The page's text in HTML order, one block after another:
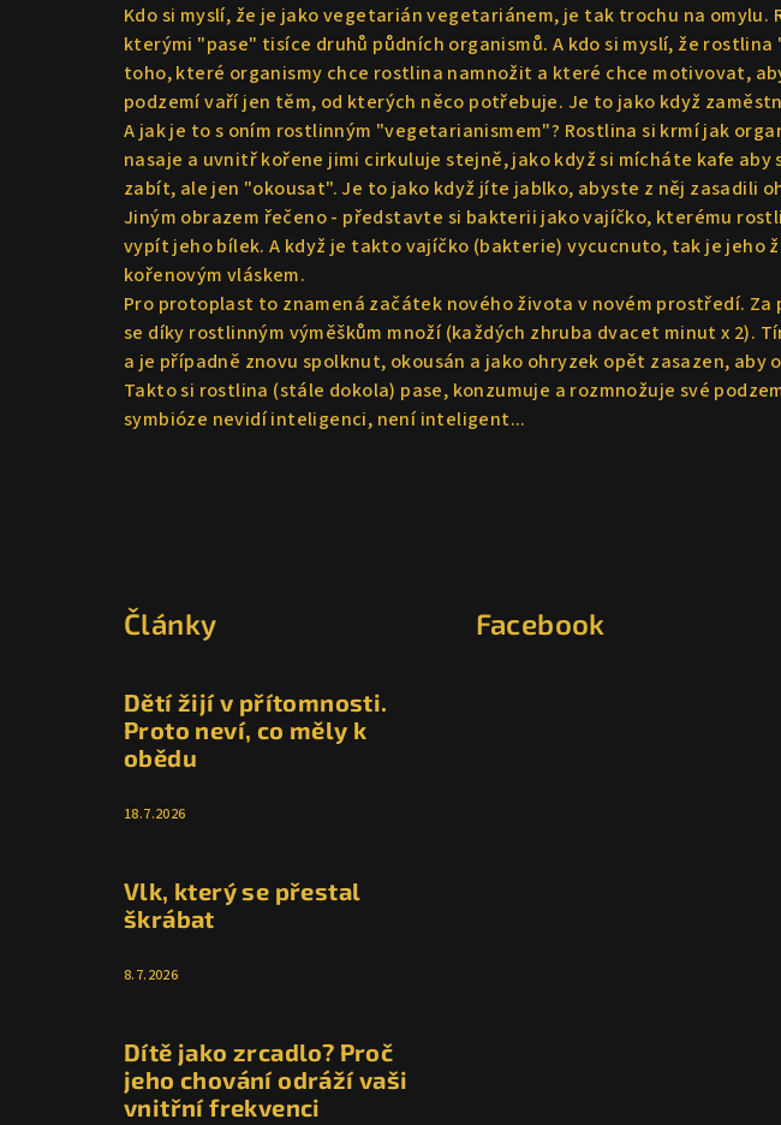
Kdo si myslí, že je jako vegetarián vegetariánem, je tak trochu na
kterými "pase" tisíce druhů půdních organismů. A kdo si myslí, že
toho, které organismy chce rostlina namnožit a které chce motivovat,
podzemí vaří jen těm, od kterých něco potřebuje. Je to jako když
A jak je to s oním rostlinným "vegetarianismem"? Rostlina si krmí jak
nasaje a uvnitř kořene jimi cirkuluje stejně, jako když si mícháte kafe
zabít, ale jen "okousat". Je to jako když jíte jablko, abyste z něj zasadili
Jiným obrazem řečeno - představte si bakterii jako vajíčko, kterému
vypít jeho bílek. A když je takto vajíčko (bakterie) vycucnuto, tak je
kořenovým vláskem.
Pro protoplast to znamená začátek nového života v novém prostředí.
se díky rostlinným výměškům množí (každých zhruba dvacet minut x 2).
a je případně znovu spolknut, okousán a jako ohryzek opět zasazen, aby
Takto si rostlina (stále dokola) pase, konzumuje a rozmnožuje své
symbióze nevidí inteligenci, není inteligent...
Články
Dětí žijí v přítomnosti.
Proto neví, co měly k
obědu
18.7.2026
Vlk, který se přestal
škrábat
8.7.2026
Dítě jako zrcadlo? Proč
jeho chování odráží vaši
vnitřní frekvenci
Facebook